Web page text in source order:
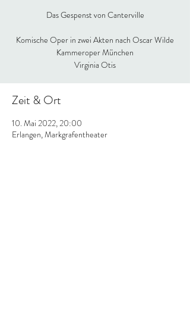
Das Gespenst von Canterville
Komische Oper in zwei Akten nach Oscar Wilde
Kammeroper München
Virginia Otis
Zeit & Ort
10. Mai 2022, 20:00
Erlangen, Markgrafentheater